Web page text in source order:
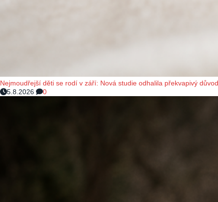
Nejmoudřejší děti se rodí v září: Nová studie odhalila překvapivý
5.8.2026
0